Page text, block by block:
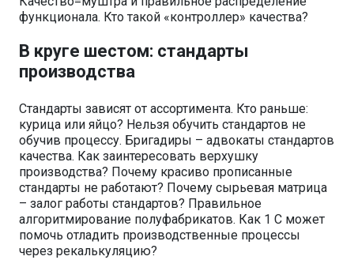
функционала. Кто такой «контроллер» качества?
В круге шестом: стандарты
производства
Стандарты зависят от ассортимента. Кто раньше:
курица или яйцо? Нельзя обучить стандартов не
обучив процессу. Бригадиры – адвокаты стандартов
качества. Как заинтересовать верхушку
производства? Почему красиво прописанные
стандарты не работают? Почему сырьевая матрица
– залог работы стандартов? Правильное
алгоритмирование полуфабрикатов. Как 1 С может
помочь отладить производственные процессы
через рекалькуляцию?